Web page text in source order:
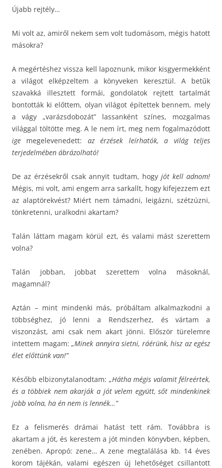
Újabb rejtély…
Mi volt az, amiről nekem sem volt tudomásom, mégis hatott
másokra?
A megértéshez vissza kell lapoznunk, mikor kisgyermekként
a világot elképzeltem a könyveken keresztül. A betűk
szavakká illesztett formái, gondolatok rejtett tartalmát
bontották ki előttem, olyan világot építettek bennem, mely
a vágy „varázsdobozát” lassanként színes, mozgalmas
világgal töltötte meg. A le nem írt, meg nem fogalmazódott
ige megelevenedett: az érzések leírhatók, a világ teljes
terjedelmében ábrázolható!
De az érzésekről csak annyit tudtam, hogy jót kell adnom!
Mégis, mi volt, ami engem arra sarkallt, hogy kifejezzem ezt
az alaptörekvést? Miért nem támadni, leigázni, szétzúzni,
tönkretenni, uralkodni akartam?
Talán láttam magam körül ezt, és valami mást szerettem
volna?
Talán jobban, jobbat szerettem volna másoknál,
magamnál?
Aztán – mint mindenki más, próbáltam alkalmazkodni a
többséghez, jó lenni a Rendszerhez, és vártam a
viszonzást, ami csak nem akart jönni. Először türelemre
intettem magam: „Minek annyira sietni, ráérünk, hisz az egész
élet előttünk van!”
Később elbizonytalanodtam: „Hátha mégis valamit félreértek,
és a többiek nem akarják a jót velem együtt, sőt mindenkinek
jobb volna, ha én nem is lennék…”
Ez a felismerés drámai hatást tett rám. Továbbra is
akartam a jót, és kerestem a jót minden könyvben, képben,
zenében. Apropó: zene… A zene megtalálása kb. 14 éves
korom tájékán, valami egészen új lehetőséget csillantott